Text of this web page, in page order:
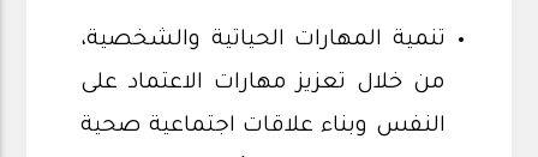
تنمية المهارات الحياتية والشخصية،
من خلال تعزيز مهارات الاعتماد على
النفس وبناء علاقات اجتماعية صحية